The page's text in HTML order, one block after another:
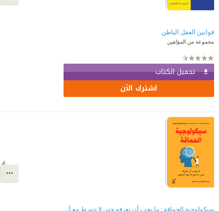
قوانين العقل الباطن
مجموعة من المؤلفين
تحميل الكتاب
اشترك الآن